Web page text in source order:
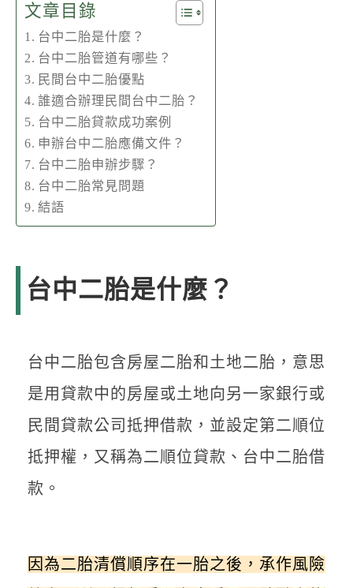
文章目錄
台中二胎是什麼？
台中二胎管道有哪些？
民間台中二胎優點
誰適合辦理民間台中二胎？
台中二胎貸款成功案例
申辦台中二胎應備文件？
台中二胎申辦步驟？
台中二胎常見問題
結語
台中二胎是什麼？
台中二胎包含房屋二胎和土地二胎，意思
是用貸款中的房屋或土地向另一家銀行或
民間貸款公司抵押借款，並設定第二順位
抵押權，又稱為二順位貸款、台中二胎借
款。
因為二胎清償順序在一胎之後，承作風險